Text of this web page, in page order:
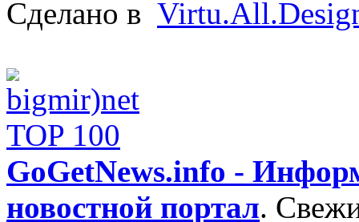
Сделано в
GoGetNews.info -
новостной портал.